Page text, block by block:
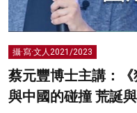
灼見活動
攝·寫·文人2021/2023
蔡元豐博士主講：
與中國的碰撞 荒誕